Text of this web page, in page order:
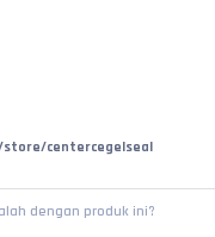
centercegelseal
dengan produk ini?